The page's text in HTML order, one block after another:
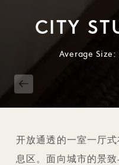
CITY
Average
开放通透的一室一厅
息区。面向城市的景